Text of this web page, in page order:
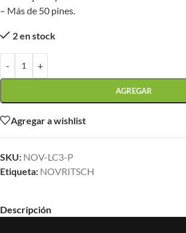
– Más de 50 pines.
2 en stock
- +
AGREGAR
Agregar a wishlist
SKU: NOV-LC3-P
Etiqueta: NOVRITSCH
Descripción